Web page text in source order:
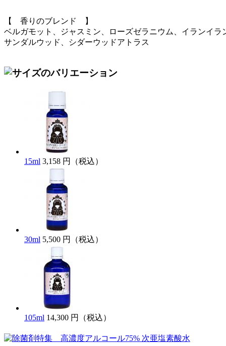
【 香りのブレンド 】
ベルガモット、ジャスミン、ローズゼラニウム、イランイラ
サンダルウッド、シダーウッドアトラス
15ml 3,158 円（税込）
30ml 5,500 円（税込）
105ml 14,300 円（税込）